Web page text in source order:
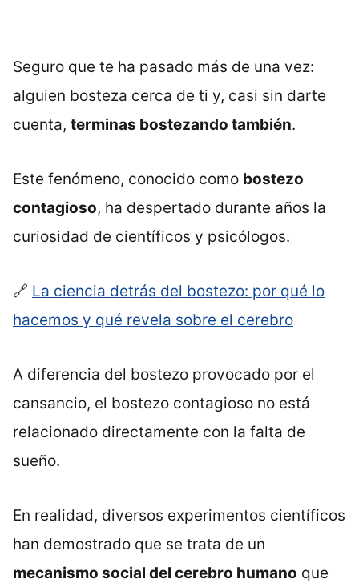
Seguro que te ha pasado más de una vez:
alguien bosteza cerca de ti y, casi sin darte
cuenta, terminas bostezando también.
Este fenómeno, conocido como bostezo
contagioso, ha despertado durante años la
curiosidad de científicos y psicólogos.
🔗 La ciencia detrás del bostezo: por qué lo
hacemos y qué revela sobre el cerebro
A diferencia del bostezo provocado por el
cansancio, el bostezo contagioso no está
relacionado directamente con la falta de
sueño.
En realidad, diversos experimentos científicos
han demostrado que se trata de un
mecanismo social del cerebro humano que